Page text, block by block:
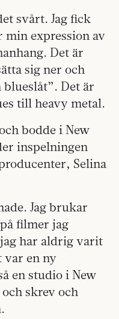
svårt. Jag fick
min expression av
Det är
sig ner och
blueslåt”. Det är
till heavy metal.
bodde i New
inspelningen
Selina
Jag brukar
filmer jag
har aldrig varit
var en ny
en studio i New
skrev och